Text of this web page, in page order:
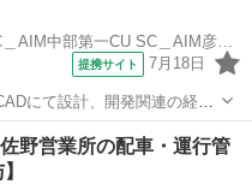
UTエイム株式会社 SC＿AIM中部第一CU SC＿AIM彦根テクノロジーCF《Adql1C》
提携サイト 7月18日
務です♪ ＜具体的に
野営業所の配車・運行管